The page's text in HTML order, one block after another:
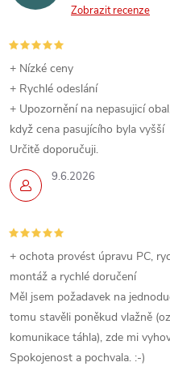
Zobrazit recenze
9.6.2026
+ Nízké ceny
+ Rychlé odeslání
+ Upozornění na nepasujicí
když cena pasujícího byla vyšší
Určitě doporučuji.
+ ochota provést úpravu PC,
montáž a rychlé doručení
Měl jsem požadavek na
tomu stavěli poněkud vlažně
komunikace táhla), zde mi
Spokojenost a pochvala. :-)